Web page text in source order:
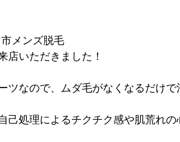
メンズ脱毛
店いただきました！
ツなので、ムダ毛がなくなるだけで
己処理によるチクチク感や肌荒れの